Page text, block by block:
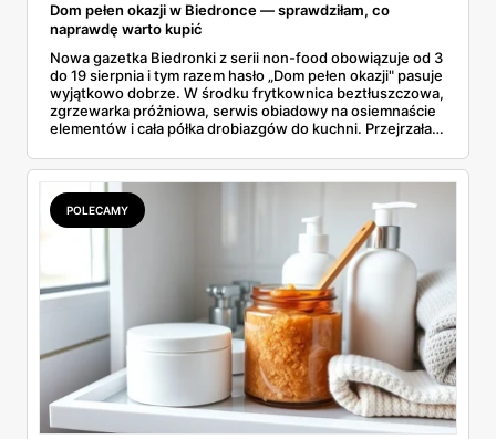
Dom pełen okazji w Biedronce — sprawdziłam, co
naprawdę warto kupić
Nowa gazetka Biedronki z serii non-food obowiązuje od 3
do 19 sierpnia i tym razem hasło „Dom pełen okazji" pasuje
wyjątkowo dobrze. W środku frytkownica beztłuszczowa,
zgrzewarka próżniowa, serwis obiadowy na osiemnaście
elementów i cała półka drobiazgów do kuchni. Przejrzałam
się przy półce z samego rana.
POLECAMY